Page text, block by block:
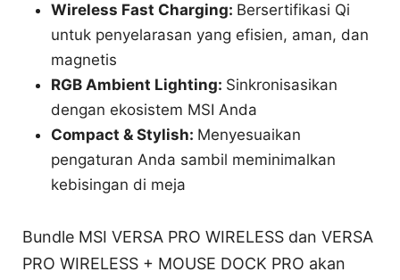
Wireless Fast Charging: Bersertifikasi Qi
untuk penyelarasan yang efisien, aman, dan
magnetis
RGB Ambient Lighting: Sinkronisasikan
dengan ekosistem MSI Anda
Compact & Stylish: Menyesuaikan
pengaturan Anda sambil meminimalkan
kebisingan di meja
Bundle MSI VERSA PRO WIRELESS dan VERSA
PRO WIRELESS + MOUSE DOCK PRO akan